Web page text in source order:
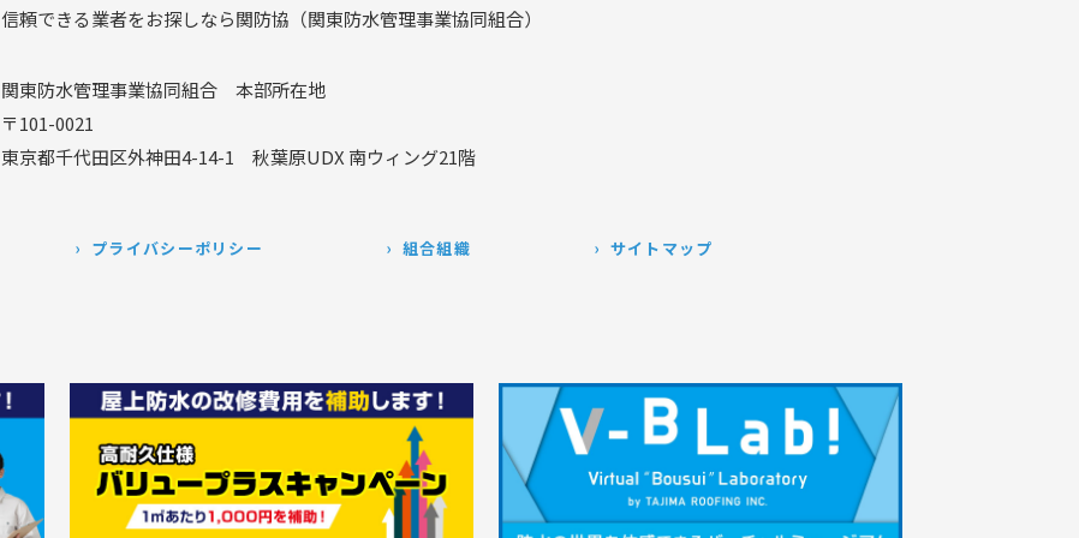
信頼できる業者をお探しなら関防協 （関東防水管理事業協同組合）
関東防水管理事業協同組合 本部所在地
〒101-0021
東京都千代田区外神田4-14-1 秋葉原UDX 南ウィング21階
プライバシーポリシー 組合組織 サイトマップ